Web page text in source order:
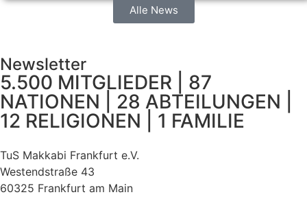
Alle News
Newsletter
5.500 MITGLIEDER | 87
NATIONEN | 28 ABTEILUNGEN |
12 RELIGIONEN | 1 FAMILIE
TuS Makkabi Frankfurt e.V.
Westendstraße 43
60325 Frankfurt am Main